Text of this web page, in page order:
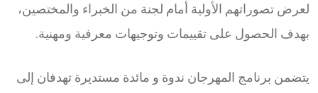
لعرض تصوراتهم الأولية أمام لجنة من الخبراء والمختصين،
بهدف الحصول على تقييمات وتوجيهات معرفية ومهنية.
يتضمن برنامج المهرجان ندوة و مائدة مستديرة تهدفان إلى